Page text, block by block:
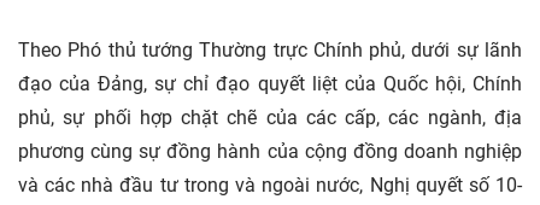
Theo Phó thủ tướng Thường trực Chính phủ, dưới sự lãnh
đạo của Đảng, sự chỉ đạo quyết liệt của Quốc hội, Chính
phủ, sự phối hợp chặt chẽ của các cấp, các ngành, địa
phương cùng sự đồng hành của cộng đồng doanh nghiệp
và các nhà đầu tư trong và ngoài nước, Nghị quyết số 10-